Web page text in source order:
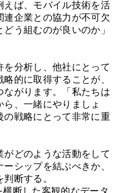
えば、モバイル技術を活
連企業との協力が不可欠
う組むのが良いのか」
分析し、他社にとって
的に取得することが、
ながります。「私たちは
、一緒にやりましょ
の戦略にとって非常に重
どのような活動をして
シップを結ぶべきか、
断する。